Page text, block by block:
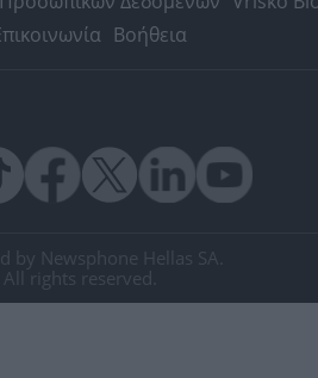
Βοήθεια
by Newsphone Hellas SA.
All rights reserved.